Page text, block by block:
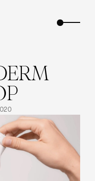
ERM
P